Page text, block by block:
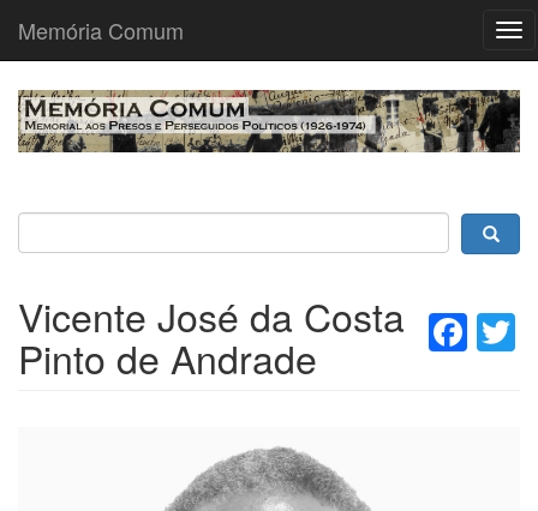
Passar
para
Memória Comum
Vicente José da Costa
Pinto de Andrade